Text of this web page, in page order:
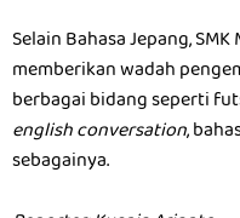
Selain Bahasa Jepang,
memberikan wadah
berbagai bidang seperti
english conversation,
sebagainya.